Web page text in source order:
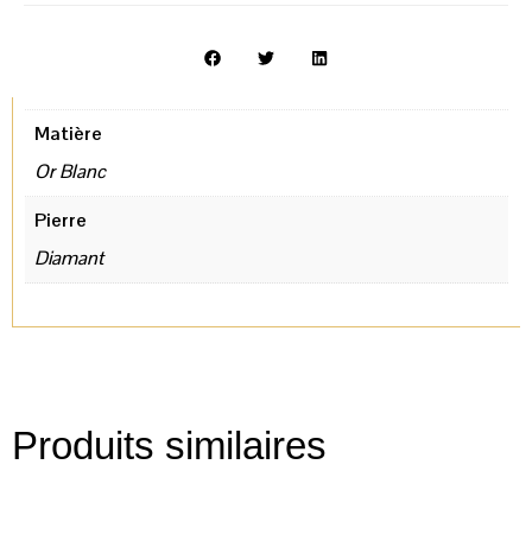
Matière
Or Blanc
Pierre
Diamant
Produits similaires